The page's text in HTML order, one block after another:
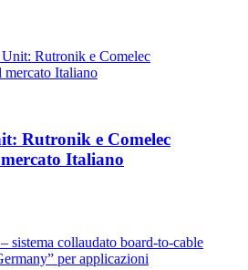
Rutronik e Comelec
Italiano